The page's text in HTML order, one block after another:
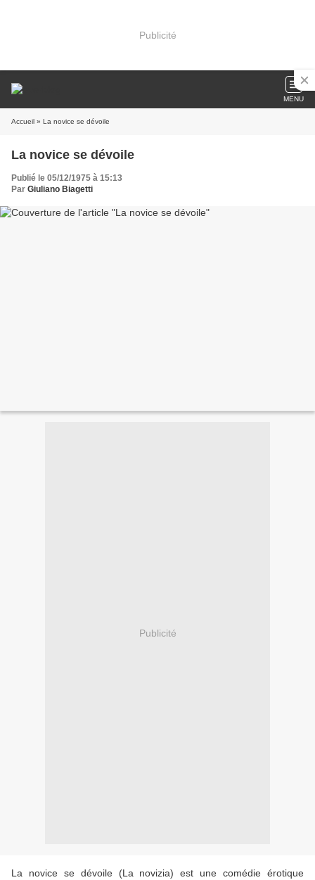
Publicité
MENU
Accueil » La novice se dévoile
La novice se dévoile
Publié le 05/12/1975 à 15:13
Par Giuliano Biagetti
Publicité
La novice se dévoile (La novizia) est une comédie érotique